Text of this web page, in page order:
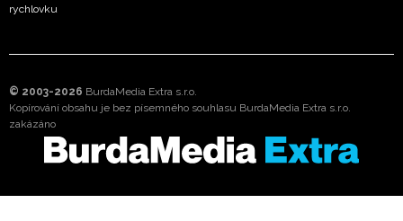
rychlovku
© 2003-2026 BurdaMedia Extra s.r.o.
Kopírování obsahu je bez písemného souhlasu BurdaMedia Extra s.r.o.
zakázáno